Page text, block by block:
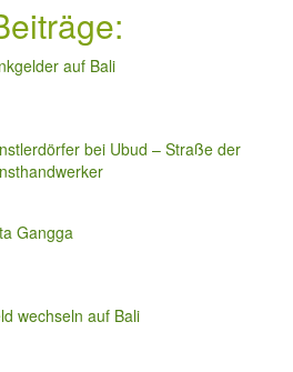
auf Bali
bei Ubud – Straße der
Gangga
wechseln auf Bali